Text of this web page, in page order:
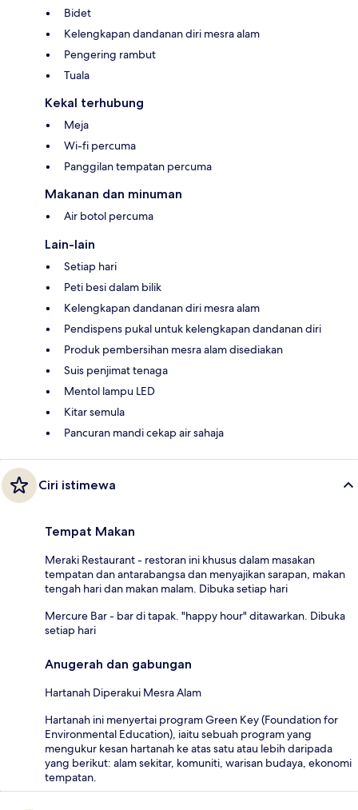
Bidet
Kelengkapan dandanan diri mesra alam
Pengering rambut
Tuala
Kekal terhubung
Meja
Wi-fi percuma
Panggilan tempatan percuma
Makanan dan minuman
Air botol percuma
Lain-lain
Setiap hari
Peti besi dalam bilik
Kelengkapan dandanan diri mesra alam
Pendispens pukal untuk kelengkapan dandanan diri
Produk pembersihan mesra alam disediakan
Suis penjimat tenaga
Mentol lampu LED
Kitar semula
Pancuran mandi cekap air sahaja
Ciri istimewa
Tempat Makan
Meraki Restaurant - restoran ini khusus dalam masakan
tempatan dan antarabangsa dan menyajikan sarapan, makan
tengah hari dan makan malam. Dibuka setiap hari
Mercure Bar - bar di tapak. "happy hour" ditawarkan. Dibuka
setiap hari
Anugerah dan gabungan
Hartanah Diperakui Mesra Alam
Hartanah ini menyertai program Green Key (Foundation for
Environmental Education), iaitu sebuah program yang
mengukur kesan hartanah ke atas satu atau lebih daripada
yang berikut: alam sekitar, komuniti, warisan budaya, ekonomi
tempatan.